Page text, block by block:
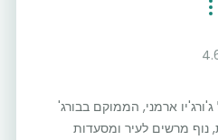
ג'ורג'יו ארמני, הממוקם בבורג'
נוף מרשים לעיר ומסעדות